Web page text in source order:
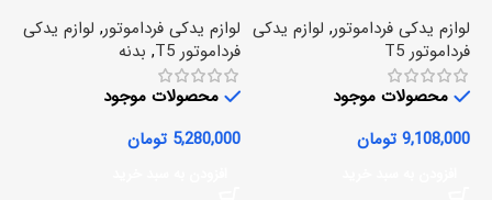
لوازم یدکی فرداموتور, لوازم یدکی
فرداموتور T5
محصولات موجود
9,108,000 تومان
لوازم یدکی فرداموتور, لوازم یدکی
فرداموتور T5
, بدنه
محصولات موجود
5,280,000 تومان